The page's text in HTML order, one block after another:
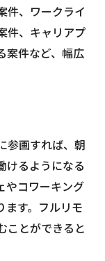
件、ワークライ
件、キャリアプ
案件など、幅広
参画すれば、朝
けるようになる
やコワーキング
ます。フルリモ
ことができると